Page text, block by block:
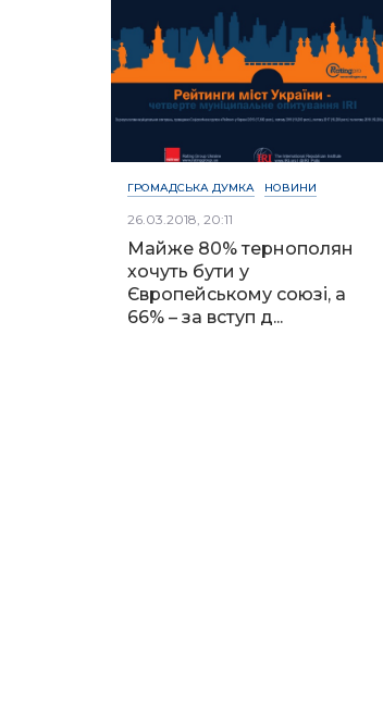
ГРОМАДСЬКА ДУМКА НОВИНИ
26.03.2018, 20:11
Майже 80% тернополян
хочуть бути у
Європейському союзі, а
66% – за вступ д...